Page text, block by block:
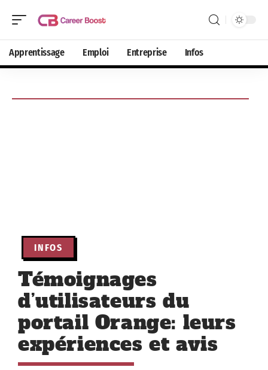
Apprentissage Emploi Entreprise Infos
INFOS
Témoignages
d’utilisateurs du
portail Orange: leurs
expériences et avis